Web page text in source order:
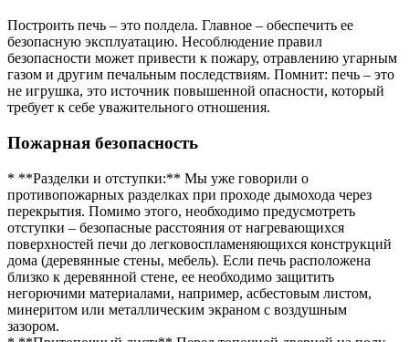
Построить печь – это полдела. Главное – обеспечить ее
безопасную эксплуатацию. Несоблюдение правил
безопасности может привести к пожару, отравлению угарным
газом и другим печальным последствиям. Помнит: печь – это
не игрушка, это источник повышенной опасности, который
требует к себе уважительного отношения.
Пожарная безопасность
* **Разделки и отступки:** Мы уже говорили о
противопожарных разделках при проходе дымохода через
перекрытия. Помимо этого, необходимо предусмотреть
отступки – безопасные расстояния от нагревающихся
поверхностей печи до легковоспламеняющихся конструкций
дома (деревянные стены, мебель). Если печь расположена
близко к деревянной стене, ее необходимо защитить
негорючими материалами, например, асбестовым листом,
минеритом или металлическим экраном с воздушным
зазором.